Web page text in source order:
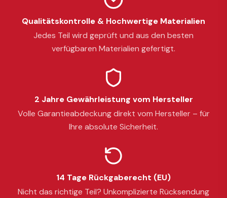
Qualitätskontrolle & Hochwertige Materialien
Jedes Teil wird geprüft und aus den besten
verfügbaren Materialien gefertigt.
2 Jahre Gewährleistung vom Hersteller
Volle Garantieabdeckung direkt vom Hersteller – für
Ihre absolute Sicherheit.
14 Tage Rückgaberecht (EU)
Nicht das richtige Teil? Unkomplizierte Rücksendung